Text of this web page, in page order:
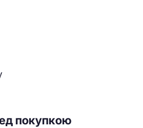
покупкою